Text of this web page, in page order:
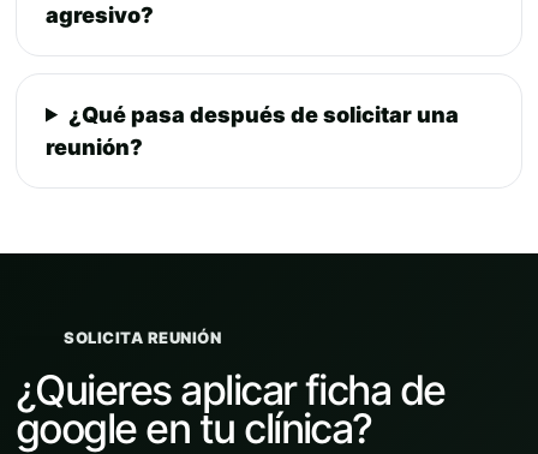
agresivo?
¿Qué pasa después de solicitar una
reunión?
SOLICITA REUNIÓN
¿Quieres aplicar ficha de
google en tu clínica?